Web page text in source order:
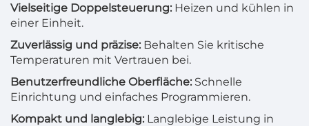
Vielseitige Doppelsteuerung: Heizen und kühlen in
einer Einheit.
Zuverlässig und präzise: Behalten Sie kritische
Temperaturen mit Vertrauen bei.
Benutzerfreundliche Oberfläche: Schnelle
Einrichtung und einfaches Programmieren.
Kompakt und langlebig: Langlebige Leistung in